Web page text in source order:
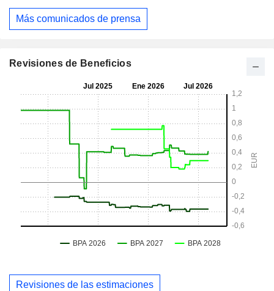
Más comunicados de prensa
Revisiones de Beneficios
Revisiones de las estimaciones